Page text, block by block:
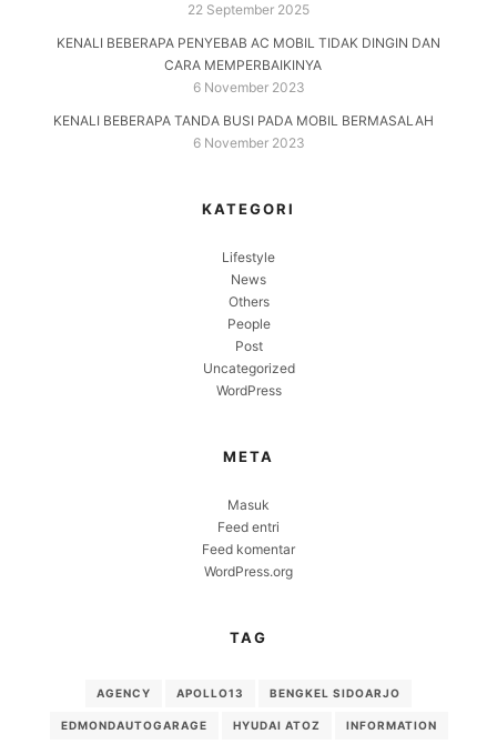
22 September 2025
KENALI BEBERAPA PENYEBAB AC MOBIL TIDAK DINGIN DAN
CARA MEMPERBAIKINYA
6 November 2023
KENALI BEBERAPA TANDA BUSI PADA MOBIL BERMASALAH
6 November 2023
KATEGORI
Lifestyle
News
Others
People
Post
Uncategorized
WordPress
META
Masuk
Feed entri
Feed komentar
WordPress.org
TAG
AGENCY APOLLO13 BENGKEL SIDOARJO
EDMONDAUTOGARAGE HYUDAI ATOZ INFORMATION